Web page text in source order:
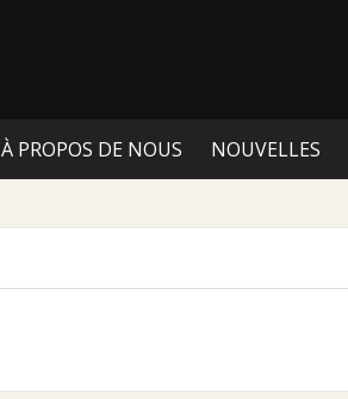
À PROPOS DE NOUS NOUVELLES